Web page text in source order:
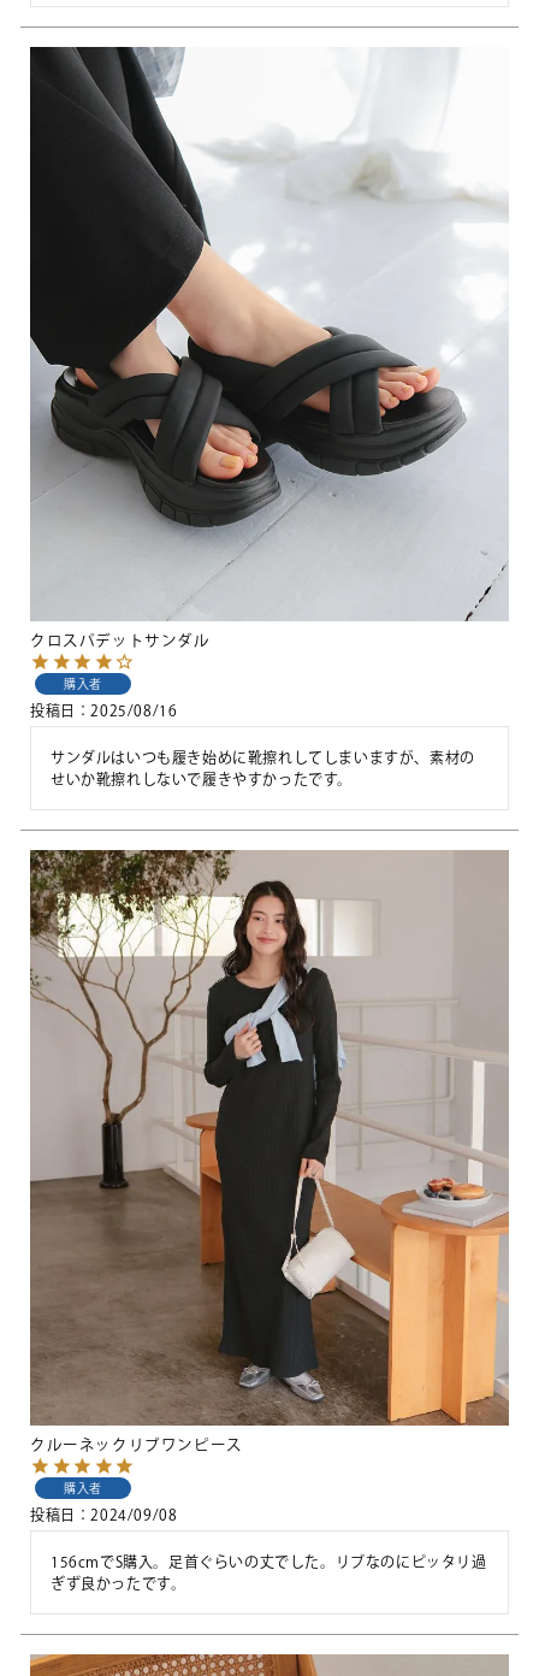
クロスパデットサンダル
購入者
投稿日 2025/08/16
サンダルはいつも履き始めに靴擦れしてしまいますが、素材の
せいか靴擦れしないで履きやすかったです。
クルーネックリブワンピース
購入者
投稿日 2024/09/08
156cmでS購入。足首ぐらいの丈でした。リブなのにピッタリ過
ぎず良かったです。